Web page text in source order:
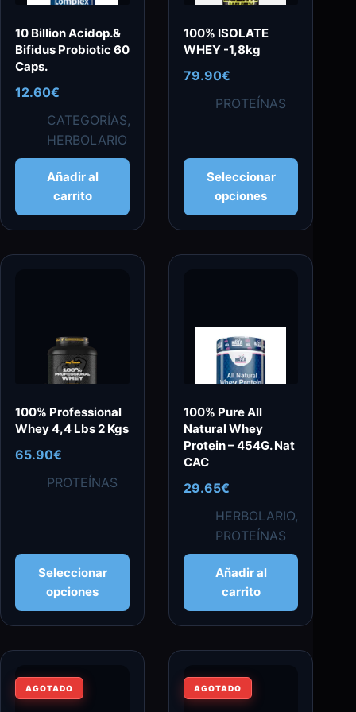
10 Billion Acidop.&
Bifidus Probiotic 60
Caps.
12.60€
CATEGORÍAS,
HERBOLARIO
Añadir al
carrito
100% ISOLATE
WHEY -1,8kg
79.90€
PROTEÍNAS
Seleccionar
opciones
Este
producto
tiene
múltiples
pueden
elegir
página
de
producto
100% Professional
Whey 4,4 Lbs 2 Kgs
65.90€
PROTEÍNAS
Seleccionar
opciones
Este
producto
tiene
múltiples
opciones
se
100% Pure All
Natural Whey
Protein – 454G. Nat
CAC
29.65€
HERBOLARIO,
PROTEÍNAS
Añadir al
carrito
AGOTADO AGOTADO